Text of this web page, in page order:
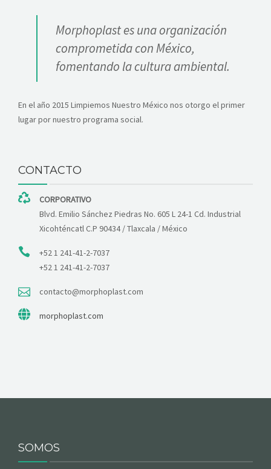
Morphoplast es una organización
comprometida con México,
fomentando la cultura ambiental.
En el año 2015 Limpiemos Nuestro México nos otorgo el primer
lugar por nuestro programa social.
CONTACTO
CORPORATIVO
Blvd. Emilio Sánchez Piedras No. 605 L 24-1 Cd. Industrial
Xicohténcatl C.P 90434 / Tlaxcala / México
+52 1 241-41-2-7037
+52 1 241-41-2-7037
contacto@morphoplast.com
morphoplast.com
SOMOS